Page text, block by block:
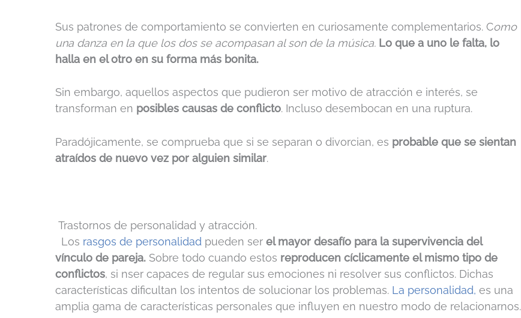
Sus patrones de comportamiento se convierten en curiosamente complementarios. Como
una danza en la que los dos se acompasan al son de la música. Lo que a uno le falta, lo
halla en el otro en su forma más bonita.
Sin embargo, aquellos aspectos que pudieron ser motivo de atracción e interés, se
transforman en posibles causas de conflicto. Incluso desembocan en una ruptura.
Paradójicamente, se comprueba que si se separan o divorcian, es probable que se sientan
atraídos de nuevo vez por alguien similar.
Trastornos de personalidad y atracción.
Los rasgos de personalidad pueden ser el mayor desafío para la supervivencia del
vínculo de pareja. Sobre todo cuando estos reproducen cíclicamente el mismo tipo de
conflictos, si nser capaces de regular sus emociones ni resolver sus conflictos. Dichas
características dificultan los intentos de solucionar los problemas. La personalidad, es una
amplia gama de características personales que influyen en nuestro modo de relacionarnos.